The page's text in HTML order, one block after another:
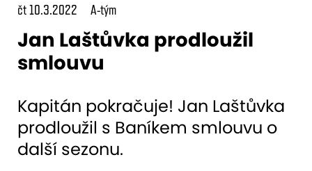
čt 10.3.2022 A-tým
Jan Laštůvka prodloužil
smlouvu
Kapitán pokračuje! Jan Laštůvka
prodloužil s Baníkem smlouvu o
další sezonu.